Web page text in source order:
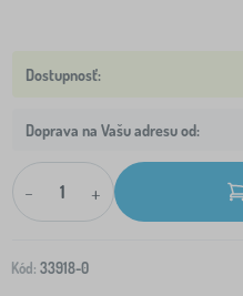
Doprava na Vašu adresu od:
- +
Kód: 33918-0